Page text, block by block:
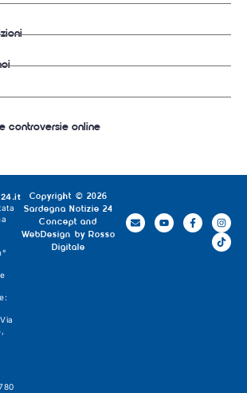
controversie online
Copyright © 2026
Sardegna Notizie 24
Concept and
WebDesign by Rosso
Digitale